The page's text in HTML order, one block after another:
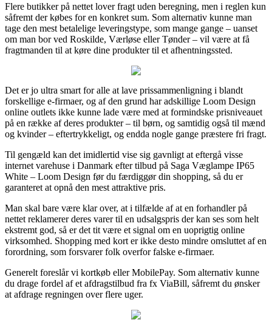
Flere butikker på nettet lover fragt uden beregning, men i reglen kun
såfremt der købes for en konkret sum. Som alternativ kunne man
tage den mest betalelige leveringstype, som mange gange – uanset
om man bor ved Roskilde, Værløse eller Tønder – vil være at få
fragtmanden til at køre dine produkter til et afhentningssted.
Det er jo ultra smart for alle at lave prissammenligning i blandt
forskellige e-firmaer, og af den grund har adskillige Loom Design
online outlets ikke kunne lade være med at formindske prisniveauet
på en række af deres produkter – til børn, og samtidig også til mænd
og kvinder – eftertrykkeligt, og endda nogle gange præstere fri fragt.
Til gengæld kan det imidlertid vise sig gavnligt at eftergå visse
internet varehuse i Danmark efter tilbud på Saga Væglampe IP65
White – Loom Design før du færdiggør din shopping, så du er
garanteret at opnå den mest attraktive pris.
Man skal bare være klar over, at i tilfælde af at en forhandler på
nettet reklamerer deres varer til en udsalgspris der kan ses som helt
ekstremt god, så er det tit være et signal om en uoprigtig online
virksomhed. Shopping med kort er ikke desto mindre omsluttet af en
forordning, som forsvarer folk overfor falske e-firmaer.
Generelt foreslår vi kortkøb eller MobilePay. Som alternativ kunne
du drage fordel af et afdragstilbud fra fx ViaBill, såfremt du ønsker
at afdrage regningen over flere uger.